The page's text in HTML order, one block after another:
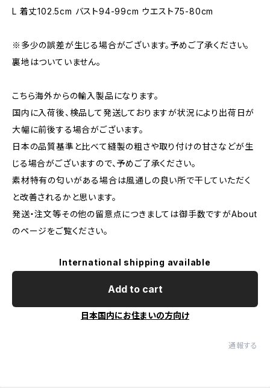
L 着丈102.5cm バスト94-99cm ウエスト75-80cm
※多少の誤差が生じる場合がございます。予めご了承ください。
裏地はついていません。
こちら海外からの輸入製品になります。
国内に入荷後、検品して発送しておりますが状況により出荷日が
大幅に前後する場合がございます。
日本の品質基準と比べて縫製の粗さや取り付けの甘さなどが生
じる場合がございますので、予めご了承ください。
素材特有の匂いがある場合は風通しの良い所で干していただく
と改善されるかと思います。
発送・注文等その他の留意点につきましては御手数ですがAbout
のページをご覧ください。
International shipping available
Add to cart
日本国内にお住まいの方向け
通報する